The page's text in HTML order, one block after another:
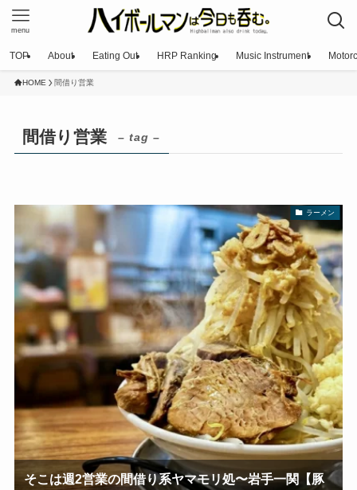
menu
TOP About Eating Out HRP Ranking Music Instrument
HOME 間借り営業
間借り営業 – tag –
ラーメン
そこは週2営業の間借り系ヤマモリ処〜岩手一関【豚